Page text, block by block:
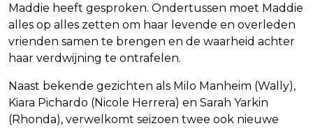
Maddie heeft gesproken. Ondertussen moet Maddie
alles op alles zetten om haar levende en overleden
vrienden samen te brengen en de waarheid achter
haar verdwijning te ontrafelen.
Naast bekende gezichten als Milo Manheim (Wally),
Kiara Pichardo (Nicole Herrera) en Sarah Yarkin
(Rhonda), verwelkomt seizoen twee ook nieuwe